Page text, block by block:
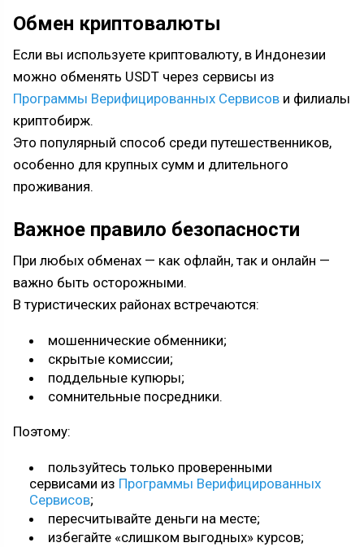
Обмен криптовалюты
Если вы используете криптовалюту, в Индонезии
можно обменять USDT через сервисы из
Программы Верифицированных Сервисов и филиалы
криптобирж.
Это популярный способ среди путешественников,
особенно для крупных сумм и длительного
проживания.
Важное правило безопасности
При любых обменах — как офлайн, так и онлайн —
важно быть осторожными.
В туристических районах встречаются:
мошеннические обменники;
скрытые комиссии;
поддельные купюры;
сомнительные посредники.
Поэтому:
пользуйтесь только проверенными
сервисами из Программы Верифицированных
Сервисов;
пересчитывайте деньги на месте;
избегайте «слишком выгодных» курсов;